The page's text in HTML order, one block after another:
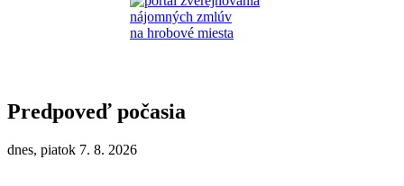
Predpoveď počasia
dnes, piatok 7. 8. 2026